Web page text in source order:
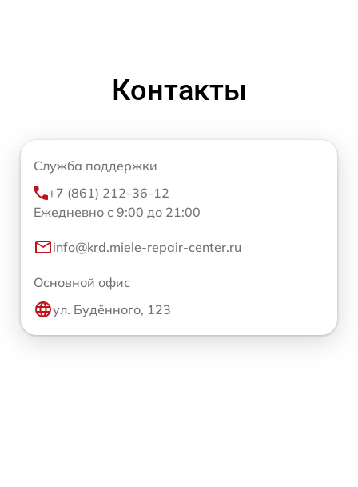
Контакты
Служба поддержки
+7 (861) 212-36-12
Ежедневно с 9:00 до 21:00
info@krd.miele-repair-center.ru
Основной офис
ул. Будённого, 123